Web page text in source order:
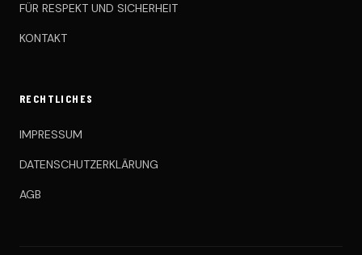
FÜR RESPEKT UND SICHERHEIT
KONTAKT
RECHTLICHES
IMPRESSUM
DATENSCHUTZERKLÄRUNG
AGB